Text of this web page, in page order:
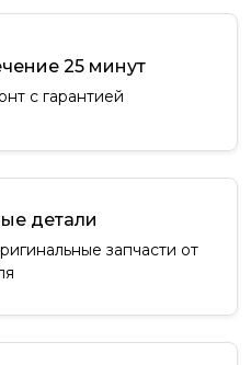
25 минут
с гарантией
детали
запчасти от